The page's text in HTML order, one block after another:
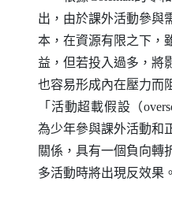
出，由於課外活動參與
本，在資源有限之下，
益，但若投入過多，將
也容易形成內在壓力而
「活動超載假設（
為少年參與課外活動和
關係，具有一個負向轉
多活動時將出現反效果。